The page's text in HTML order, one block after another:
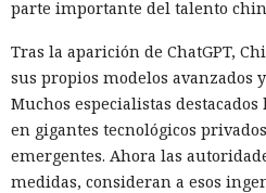
parte importante del talento
Tras la aparición de ChatGPT,
sus propios modelos avanzados
Muchos especialistas
en gigantes tecnológicos
emergentes. Ahora las
medidas, consideran a esos